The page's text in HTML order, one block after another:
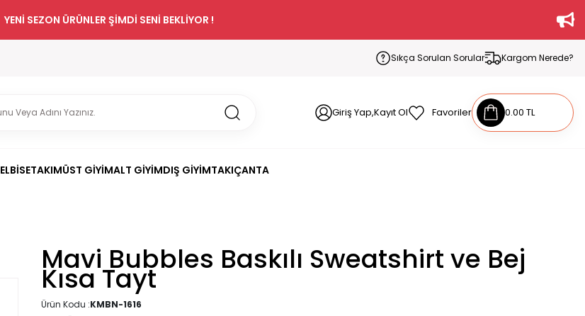
YENİ SEZON ÜRÜNLER ŞİMDİ SENİ BEKLİYOR !
Sıkça Sorulan Sorular Kargom Nerede?
Giriş Yap,Kayıt Ol Favoriler 0.00 TL
ELBİSETAKIMÜST GİYİMALT GİYİMDIŞ GİYİMTAKIÇANTA
Mavi Bubbles Baskılı Sweatshirt ve Bej
Kısa Tayt
Ürün Kodu :KMBN-1616